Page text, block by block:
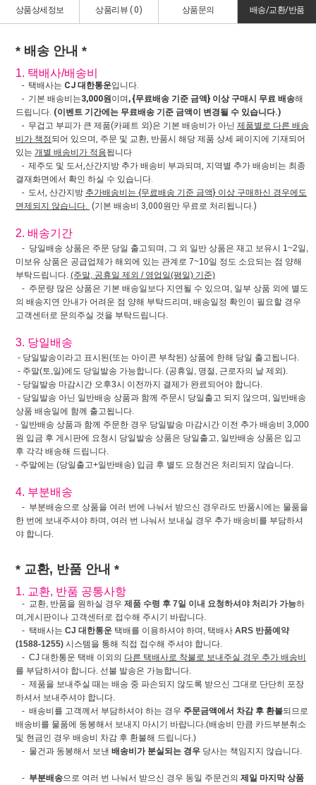
상품상세정보 상품리뷰 ( 0) 상품문의 배송/교환/반품
* 배송 안내 *
1. 택배사/배송비
- 택배사는 CJ 대한통운입니다.
- 기본 배송비는3,000원이며 , {무료배송 기준 금액} 이상 구매시 무료 배송해
드립니다. (이벤트 기간에는 무료배송 기준 금액이 변경될 수 있습니다.)
- 무겁고 부피가 큰 제품(카페트 외)은 기본 배송비가 아닌 제품별로 다른 배송
비가 책정되어 있으며, 주문 및 교환, 반품시 해당 제품 상세 페이지에 기재되어
있는 개별 배송비가 적용됩니다
- 제주도 및 도서,산간지방 추가 배송비 부과되며, 지역별 추가 배송비는 최종
결재화면에서 확인 하실 수 있습니다.
- 도서, 산간지방 추가배송비는 {무료배송 기준 금액} 이상 구매하신 경우에도
면제되지 않습니다. (기본 배송비 3,000원만 무료로 처리됩니다.)
2. 배송기간
- 당일배송 상품은 주문 당일 출고되며, 그 외 일반 상품은 재고 보유시 1~2일,
미보유 상품은 공급업체가 해외에 있는 관계로 7~10일 정도 소요되는 점 양해
부탁드립니다. (주말, 공휴일 제외 / 영업일(평일) 기준)
- 주문량 많은 상품은 기본 배송일보다 지연될 수 있으며, 일부 상품 외에 별도
의 배송지연 안내가 어려운 점 양해 부탁드리며, 배송일정 확인이 필요할 경우
고객센터로 문의주실 것을 부탁드립니다.
3. 당일배송
- 당일발송이라고 표시된(또는 아이콘 부착된) 상품에 한해 당일 출고됩니다.
- 주말(토,일)에도 당일발송 가능합니다. (공휴일, 명절, 근로자의 날 제외).
- 당일발송 마감시간 오후3시 이전까지 결제가 완료되어야 합니다.
- 당일발송 아닌 일반배송 상품과 함께 주문시 당일출고 되지 않으며, 일반배송
상품 배송일에 함께 출고됩니다.
- 일반배송 상품과 함께 주문한 경우 당일발송 마감시간 이전 추가 배송비 3,000
원 입금 후 게시판에 요청시 당일발송 상품은 당일출고, 일반배송 상품은 입고
후 각각 배송해 드립니다.
- 주말에는 (당일출고+일반배송) 입금 후 별도 요청건은 처리되지 않습니다.
4. 부분배송
- 부분배송으로 상품을 여러 번에 나눠서 받으신 경우라도 반품시에는 물품을
한 번에 보내주셔야 하며, 여러 번 나눠서 보내실 경우 추가 배송비를 부담하셔
야 합니다.
* 교환, 반품 안내 *
1. 교환, 반품 공통사항
- 교환, 반품을 원하실 경우 제품 수령 후 7일 이내 요청하셔야 처리가 가능하
며,게시판이나 고객센터로 접수해 주시기 바랍니다.
- 택배사는 CJ 대한통운 택배를 이용하셔야 하며, 택배사 ARS 반품예약
(1588-1255) 시스템을 통해 직접 접수해 주셔야 합니다.
- CJ 대한통운 택배 이외의 다른 택배사로 착불로 보내주실 경우 추가 배송비
를 부담하셔야 합니다. 선불 발송은 가능합니다.
- 제품을 보내주실 때는 배송 중 파손되지 않도록 받으신 그대로 단단히 포장
하셔서 보내주셔야 합니다.
- 배송비를 고객께서 부담하셔야 하는 경우 주문금액에서 차감 후 환불되므로
배송비를 물품에 동봉해서 보내지 마시기 바랍니다.(배송비 만큼 카드부분취소
및 현금인 경우 배송비 차감 후 환불해 드립니다.)
- 물건과 동봉해서 보낸 배송비가 분실되는 경우 당사는 책임지지 않습니다.
- 부분배송으로 여러 번 나눠서 받으신 경우 동일 주문건의 제일 마지막 상품